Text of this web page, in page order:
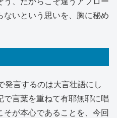
いという思いを、胸に秘め
発言するのは大言壮語にし
言葉を重ねて有耶無耶に唱
そが本心であることを、今回